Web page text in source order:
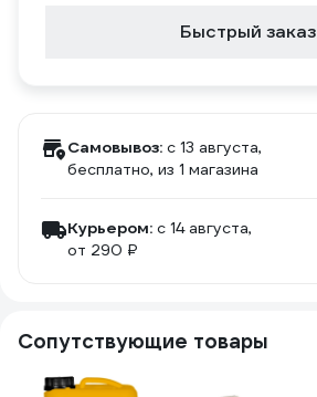
Быстрый заказ
Самовывоз: c 13 августа,
бесплатно, из 1 магазина
Курьером: c 14 августа,
от 290 ₽
Сопутствующие товары